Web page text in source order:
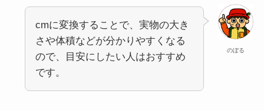
のぼる
cmに変換することで、実物の大き
さや体積などが分かりやすくなる
ので、目安にしたい人はおすすめ
です。